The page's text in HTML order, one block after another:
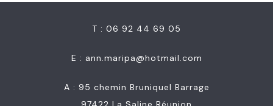
T : 06 92 44 69 05
E : ann.maripa@hotmail.com
A : 95 chemin Bruniquel Barrage